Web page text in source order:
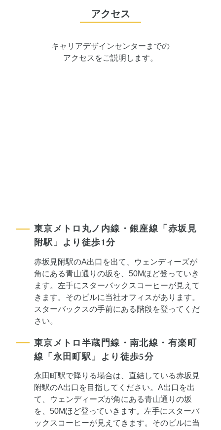
アクセス
キャリアデザインセンターまでの
アクセスをご説明します。
東京メトロ丸ノ内線・銀座線「赤坂見
附駅」より徒歩1分
赤坂見附駅のA出口を出て、ウェンディーズが
角にある青山通りの坂を、50Mほど登っていき
ます。左手にスターバックスコーヒーが見えて
きます。そのビルに当社オフィスがあります。
スターバックスの手前にある階段を登ってくだ
さい。
東京メトロ半蔵門線・南北線・有楽町
線「永田町駅」より徒歩5分
永田町駅で降りる場合は、直結している赤坂見
附駅のA出口を目指してください。A出口を出
て、ウェンディーズが角にある青山通りの坂
を、50Mほど登っていきます。左手にスターバ
ックスコーヒーが見えてきます。そのビルに当